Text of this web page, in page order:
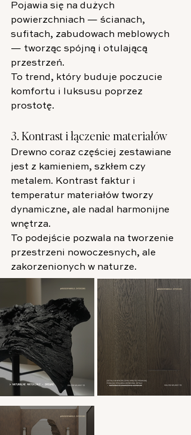
Pojawia się na dużych
powierzchniach — ścianach,
sufitach, zabudowach meblowych
— tworząc spójną i otulającą
przestrzeń.
To trend, który buduje poczucie
komfortu i luksusu poprzez
prostotę.
3. Kontrast i łączenie materiałów
Drewno coraz częściej zestawiane
jest z kamieniem, szkłem czy
metalem. Kontrast faktur i
temperatur materiałów tworzy
dynamiczne, ale nadal harmonijne
wnętrza.
To podejście pozwala na tworzenie
przestrzeni nowoczesnych, ale
zakorzenionych w naturze.